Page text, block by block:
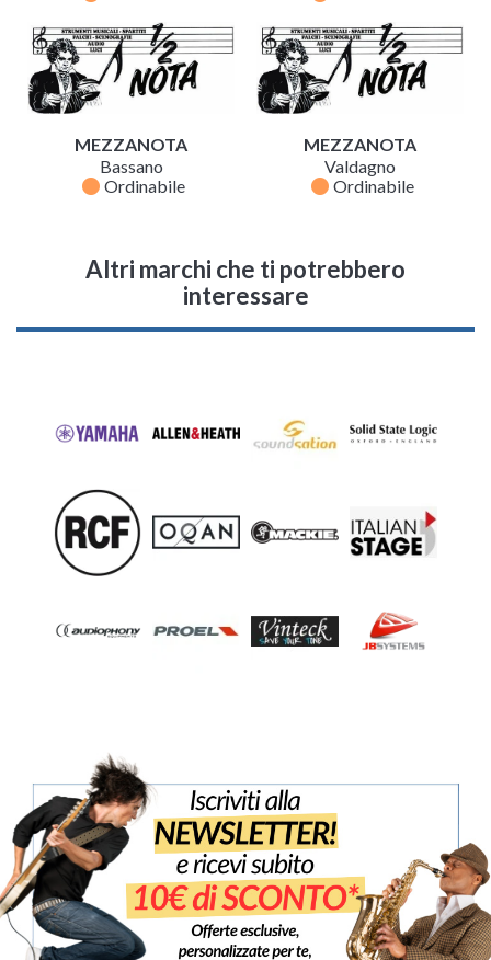
MEZZANOTA
Bassano
fiber_manual_record Ordinabile
MEZZANOTA
Valdagno
fiber_manual_record Ordinabile
Altri marchi che ti potrebbero
interessare